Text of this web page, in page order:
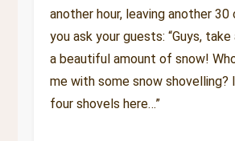
another hour, leaving another 30
you ask your guests: “Guys,
a beautiful amount of snow!
me with some snow shovelling?
four shovels here…”